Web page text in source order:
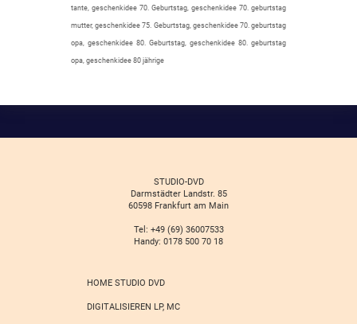
tante, geschenkidee 70. Geburtstag, geschenkidee 70. geburtstag
mutter, geschenkidee 75. Geburtstag, geschenkidee 70. geburtstag
opa, geschenkidee 80. Geburtstag, geschenkidee 80. geburtstag
opa, geschenkidee 80 jährige
STUDIO-DVD
Darmstädter Landstr. 85
60598 Frankfurt am Main
Tel: +49 (69) 36007533
Handy: 0178 500 70 18
HOME STUDIO DVD
DIGITALISIEREN LP, MC